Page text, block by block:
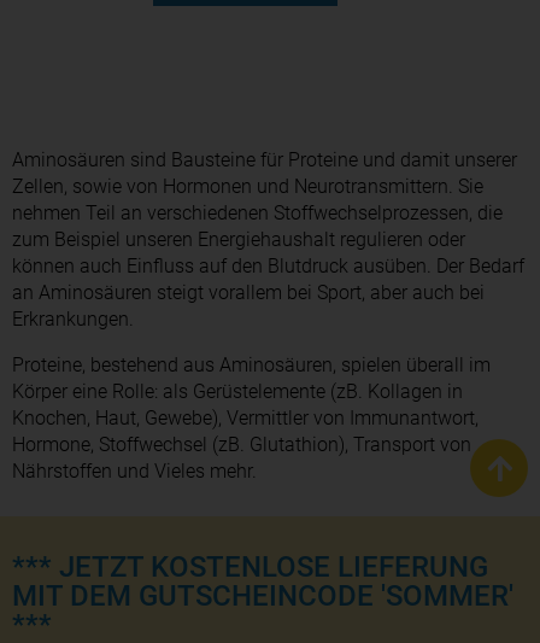
Aminosäuren sind Bausteine für Proteine und damit unserer
Zellen, sowie von Hormonen und Neurotransmittern. Sie
nehmen Teil an verschiedenen Stoffwechselprozessen, die
zum Beispiel unseren Energiehaushalt regulieren oder
können auch Einfluss auf den Blutdruck ausüben. Der Bedarf
an Aminosäuren steigt vorallem bei Sport, aber auch bei
Erkrankungen.
Proteine, bestehend aus Aminosäuren, spielen überall im
Körper eine Rolle: als Gerüstelemente (zB. Kollagen in
Knochen, Haut, Gewebe), Vermittler von Immunantwort,
Hormone, Stoffwechsel (zB. Glutathion), Transport von
Nährstoffen und Vieles mehr.
*** JETZT KOSTENLOSE LIEFERUNG
MIT DEM GUTSCHEINCODE 'SOMMER'
***